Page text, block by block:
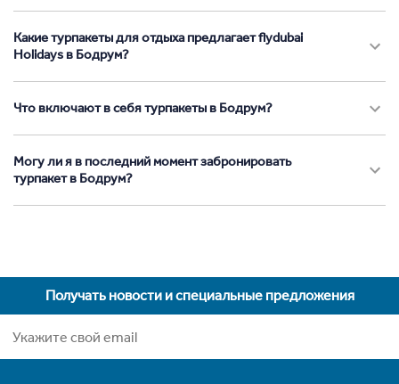
Какие турпакеты для отдыха предлагает flydubai
Holidays в Бодрум?
Что включают в себя турпакеты в Бодрум?
Могу ли я в последний момент забронировать
турпакет в Бодрум?
Получать новости и специальные предложения